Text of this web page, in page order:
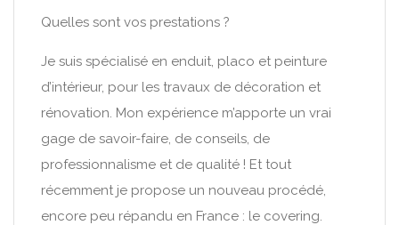
Quelles sont vos prestations ?
Je suis spécialisé en enduit, placo et peinture
d’intérieur, pour les travaux de décoration et
rénovation. Mon expérience m’apporte un vrai
gage de savoir-faire, de conseils, de
professionnalisme et de qualité ! Et tout
récemment je propose un nouveau procédé,
encore peu répandu en France : le covering.